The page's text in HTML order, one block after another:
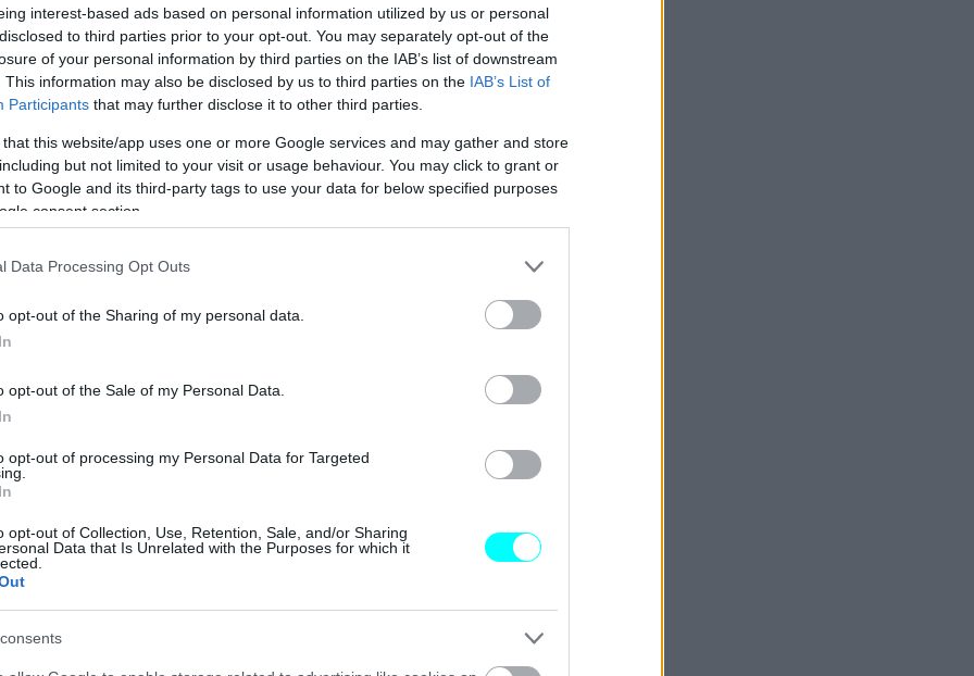
interest-based ads based on personal information utilized by us or personal
to third parties prior to your opt-out. You may separately opt-out of the
of your personal information by third parties on the IAB’s list of downstream
This information may also be disclosed by us to third parties on the IAB’s List of
Participants that may further disclose it to other third parties.
that this website/app uses one or more Google services and may gather and store
but not limited to your visit or usage behaviour. You may click to grant or
to Google and its third-party tags to use your data for below specified purposes
consent section.
Data Processing Opt Outs
opt-out of the Sharing of my personal data.
opt-out of the Sale of my Personal Data.
opt-out of processing my Personal Data for Targeted
opt-out of Collection, Use, Retention, Sale, and/or Sharing
Data that Is Unrelated with the Purposes for which it
ελάχιστες σχεδιαστικές αναφορές στο wagon
παραπέμπει